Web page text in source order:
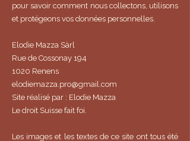
pour savoir comment nous collectons, utilisons
et protégeons vos données personnelles.
Elodie Mazza Sàrl
Rue de Cossonay 194
1020 Renens
elodiemazza.pro@gmail.com
Site réalisé par : Elodie Mazza
Le droit Suisse fait foi.
Les images et les textes de ce site ont tous été